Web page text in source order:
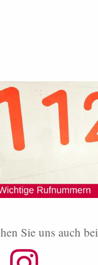
Sie uns auch bei